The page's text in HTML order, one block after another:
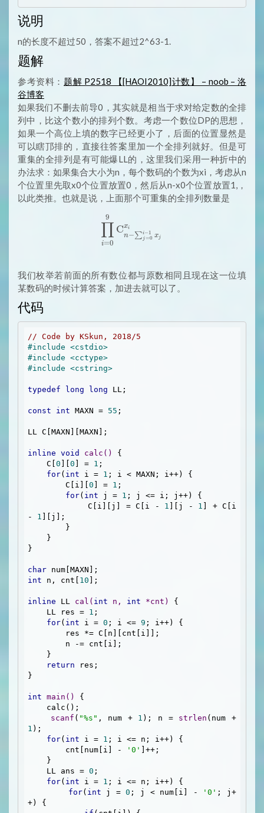
说明
n的长度不超过50，答案不超过2^63-1.
题解
参考资料：题解 P2518 【[HAOI2010]计数】 – noob – 洛
谷博客
如果我们不删去前导0，其实就是相当于求对给定数的全排
列中，比这个数小的排列个数。考虑一个数位DP的思想，
如果一个高位上填的数字已经更小了，后面的位置显然是
可以瞎邒排的，直接往答案里加一个全排列就好。但是可
重集的全排列是有可能爆LL的，这里我们采用一种折中的
办法求：如果集合大小为n，每个数码的个数为xi，考虑从n
个位置里先取x0个位置放置0，然后从n-x0个位置放置1,，
以此类推。也就是说，上面那个可重集的全排列数量是
i=0
∏
9
Cn−∑ j=0
i− 1 xj
xi
我们枚举若前面的所有数位都与原数相同且现在这一位填
某数码的时候计算答案，加进去就可以了。
代码
// Code by KSkun, 2018/5
#include <cstdio>
#include <cctype>
#include <cstring>
typedef long long LL;
const int MAXN = 55 ;
LL C[MAXN][MAXN];
inline void calc ()
{
    C[
0 ][0 ] = 1 ;
for( int i = 1 ; i < MAXN; i++) {
        C[i][
0 ] = 1 ;
for( int j = 1 ; j <= i; j++) {
            C[i][j] = C[i -
1 ][j - 1 ] + C[i
- 1 ][j];
}
char
int n, cnt[ 10 ];
inline LL cal ( int n, int *cnt)
{
    LL res =
1 ;
for( int i = 0 ; i <= 9 ; i++) {
return res;
}
int main ()
{
scanf ( "%s" , num + 1 ); n = strlen
1 );
for( int i = 1 ; i <= n; i++) {
        cnt[num[i] -
'0' ]++;
    LL ans =
0 ;
for( int i = 1 ; i <= n; i++) {
for( int j = 0 ; j < num[i] - '0' ; j+
+) {